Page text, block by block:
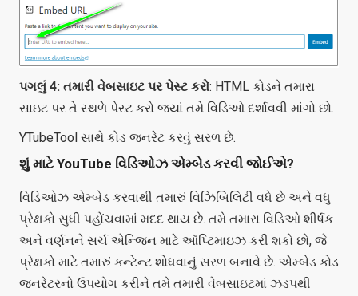
પગલું 4: તમારી વેબસાઇટ પર પેસ્ટ કરો: HTML કોડને તમારા
સાઇટ પર તે સ્થળે પેસ્ટ કરો જ્યાં તમે વિડિઓ દર્શાવવી માંગો છો.
YTubeTool સાથે કોડ જનરેટ કરવું સરળ છે.
શું માટે YouTube વિડિઓઝ એમ્બેડ કરવી જોઈએ?
વિડિઓઝ એમ્બેડ કરવાથી તમારું વિઝિબિલિટી વધે છે અને વધુ
પ્રેક્ષકો સુધી પહોંચવામાં મદદ થાય છે. તમે તમારા વિડિઓ શીર્ષક
અને વર્ણનને સર્ચ એન્જિન માટે ઑપ્ટિમાઇઝ કરી શકો છો, જે
પ્રેક્ષકો માટે તમારું કન્ટેન્ટ શોધવાનું સરળ બનાવે છે. એમ્બેડ કોડ
જનરેટરનો ઉપયોગ કરીને તમે તમારી વેબસાઇટમાં ઝડપથી